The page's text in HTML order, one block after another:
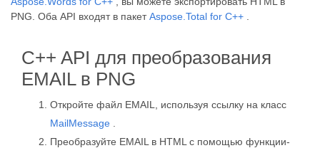
PNG. Оба API входят в пакетAspose.Total for C++
C++ API для преобразования
EMAIL в PNG
Откройте файл EMAIL, используя ссылку на класс
MailMessage
Преобразуйте EMAIL в HTML с помощью функции-